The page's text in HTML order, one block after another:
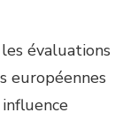
évaluations
européennes